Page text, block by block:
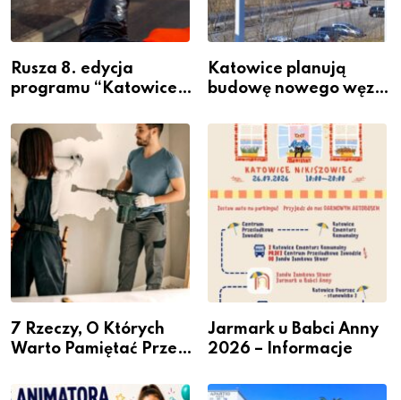
Rusza 8. edycja
programu “Katowice
– nabór dla
przedsiębiorców
Katowice planują
budowę nowego węzła
Podlesiu
7 Rzeczy, O Których
Warto Pamiętać Przed
Jarmark u Babci Anny
2026 – Informacje